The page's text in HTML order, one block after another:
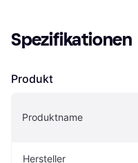
Spezifikationen
Produkt
Produktname
Hersteller